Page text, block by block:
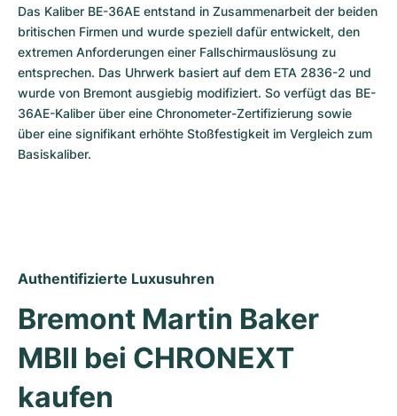
Das Kaliber BE-36AE entstand in Zusammenarbeit der beiden
britischen Firmen und wurde speziell dafür entwickelt, den
extremen Anforderungen einer Fallschirmauslösung zu
entsprechen. Das Uhrwerk basiert auf dem ETA 2836-2 und
wurde von Bremont ausgiebig modifiziert. So verfügt das BE-
36AE-Kaliber über eine Chronometer-Zertifizierung sowie
über eine signifikant erhöhte Stoßfestigkeit im Vergleich zum
Basiskaliber.
Authentifizierte Luxusuhren
Bremont Martin Baker
MBII bei CHRONEXT
kaufen